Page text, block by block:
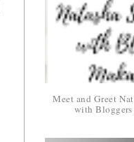
Meet and Greet
with Bloggers